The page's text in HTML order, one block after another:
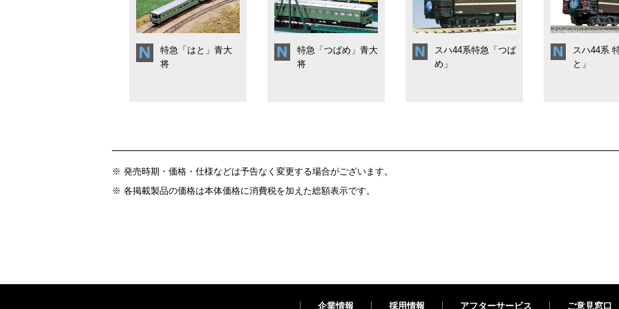
特急「はと」青大
将
特急「つばめ」青大
将
スハ44系特急「つば
め」
スハ44系
と」
※ 発売時期・価格・仕様などは予告なく変更する場合がございます。
※ 各掲載製品の価格は本体価格に消費税を加えた総額表示です。
企業情報 採用情報 アフターサービス ご意見窓口